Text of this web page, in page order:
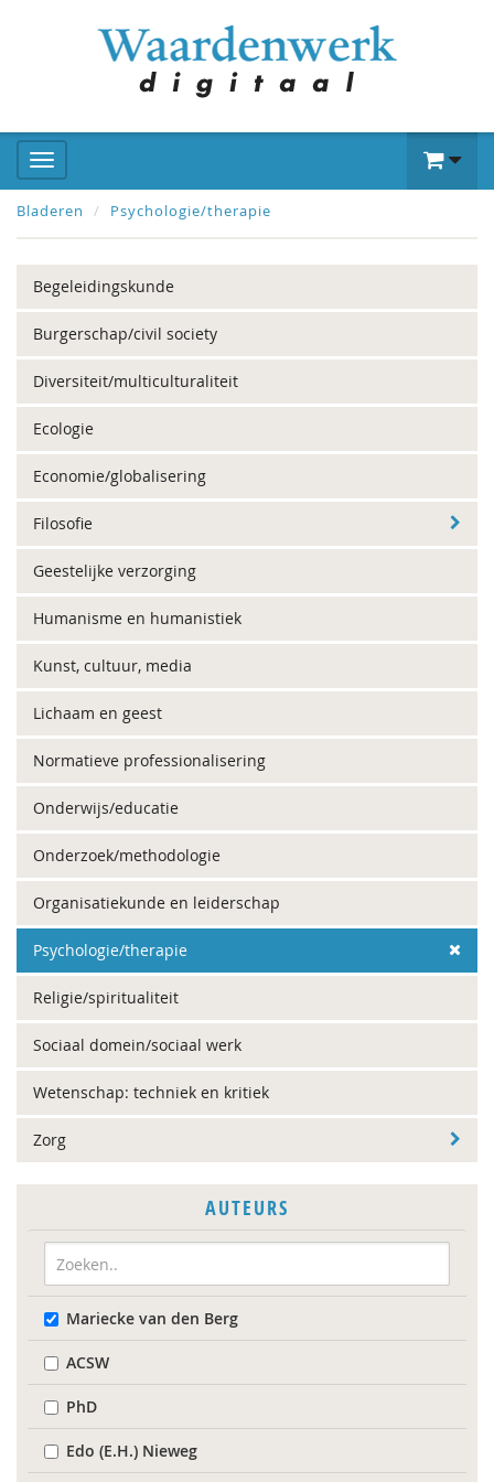
Bladeren Psychologie/therapie
Begeleidingskunde
Burgerschap/civil society
Diversiteit/multiculturaliteit
Ecologie
Economie/globalisering
Filosofie
Geestelijke verzorging
Humanisme en humanistiek
Kunst, cultuur, media
Lichaam en geest
Normatieve professionalisering
Onderwijs/educatie
Onderzoek/methodologie
Organisatiekunde en leiderschap
Psychologie/therapie
Religie/spiritualiteit
Sociaal domein/sociaal werk
Wetenschap: techniek en kritiek
Zorg
AUTEURS
Mariecke van den Berg
ACSW
PhD
Edo (E.H.) Nieweg